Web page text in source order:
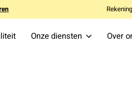
Rekening
Onze diensten Over